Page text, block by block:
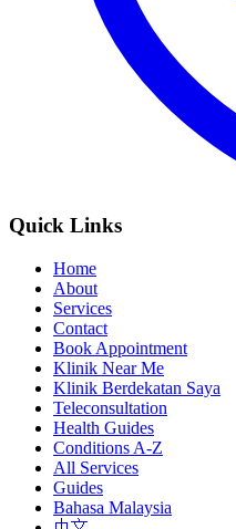
Quick Links
Home
About
Services
Contact
Book Appointment
Klinik Near Me
Klinik Berdekatan Saya
Teleconsultation
Health Guides
Conditions A-Z
All Services
Guides
Bahasa Malaysia